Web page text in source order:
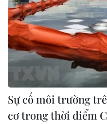
Sự cố môi trường
cơ trong thời điểm